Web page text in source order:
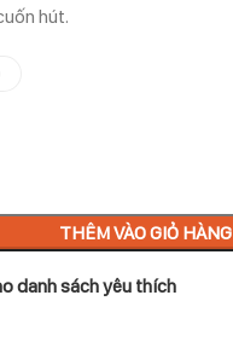
hút.
THÊM VÀO GIỎ HÀNG
danh sách yêu thích